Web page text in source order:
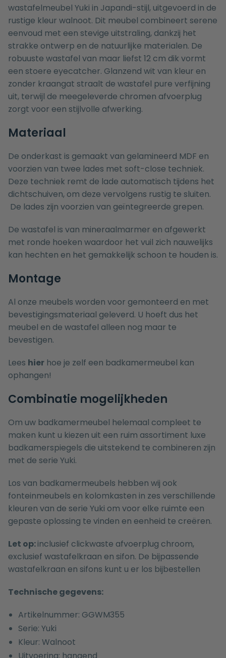
wastafelmeubel Yuki in Japandi-stijl, uitgevoerd in de
rustige kleur walnoot. Dit meubel combineert serene
eenvoud met een stevige uitstraling, dankzij het
strakke ontwerp en de natuurlijke materialen. De
robuuste wastafel van maar liefst 12 cm dik vormt
een stoere eyecatcher. Glanzend wit van kleur en
zonder kraangat straalt de wastafel pure verfijning
uit, terwijl de meegeleverde chromen afvoerplug
zorgt voor een stijlvolle afwerking.
Materiaal
De onderkast is gemaakt van gelamineerd MDF en
voorzien van twee lades met soft-close techniek.
Deze techniek remt de lade automatisch tijdens het
dichtschuiven, om deze vervolgens rustig te sluiten.
De lades zijn voorzien van geïntegreerde grepen.
De wastafel is van mineraalmarmer en afgewerkt
met ronde hoeken waardoor het vuil zich nauwelijks
kan hechten en het gemakkelijk schoon te houden is.
Montage
Al onze meubels worden voor gemonteerd en met
bevestigingsmateriaal geleverd. U hoeft dus het
meubel en de wastafel alleen nog maar te
bevestigen.
Lees hier hoe je zelf een badkamermeubel kan
ophangen!
Combinatie mogelijkheden
Om uw badkamermeubel helemaal compleet te
maken kunt u kiezen uit een ruim assortiment luxe
badkamerspiegels die uitstekend te combineren zijn
met de serie Yuki.
Los van badkamermeubels hebben wij ook
fonteinmeubels en kolomkasten in zes verschillende
kleuren van de serie Yuki om voor elke ruimte een
gepaste oplossing te vinden en eenheid te creëren.
Let op:inclusief clickwaste afvoerplug chroom,
exclusief wastafelkraan en sifon. De bijpassende
wastafelkraan en sifons kunt u er los bijbestellen
Technische gegevens:
Artikelnummer: GGWM355
Serie: Yuki
Kleur: Walnoot